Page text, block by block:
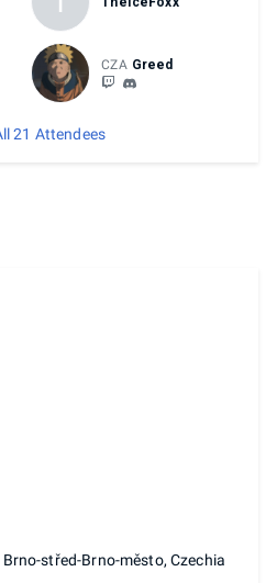
CZA Greed
21 Attendees
střed-Brno-město, Czechia